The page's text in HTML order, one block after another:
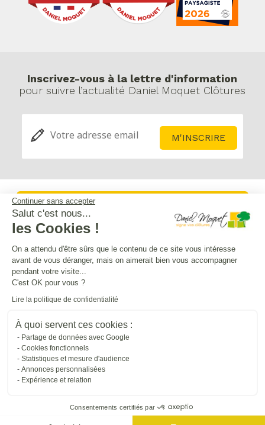
Continuer sans accepter
Salut c'est nous...
les Cookies !
On a attendu d'être sûrs que le contenu de ce site vous intéresse
avant de vous déranger, mais on aimerait bien vous accompagner
pendant votre visite...
C'est OK pour vous ?
Lire la politique de confidentialité
À quoi servent ces cookies :
Partage de données avec Google
Cookies fonctionnels
Statistiques et mesure d'audience
Annonces personnalisées
Expérience et relation
Consentements certifiés par
Inscrivez-vous à la lettre d'information
pour suivre l’actualité Daniel Moquet Clôtures
Mentions légales
Crédits Agence de communication
Droit à l'oubli